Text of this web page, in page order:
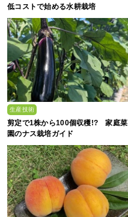
低コストで始める水耕栽培
生産技術
剪定で1株から100個収穫!? 家庭菜
園のナス栽培ガイド